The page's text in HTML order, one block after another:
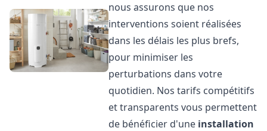
nous assurons que nos
interventions soient réalisées
dans les délais les plus brefs,
pour minimiser les
perturbations dans votre
quotidien. Nos tarifs compétitifs
et transparents vous permettent
de bénéficier d'une installation